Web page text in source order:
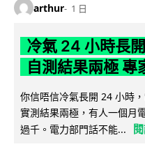
arthur 1 日
冷氣 24 小時長
自測結果兩極 專
你信唔信冷氣長開 24 小時
實測結果兩極，有人一個月
過千。電力部門話不能...